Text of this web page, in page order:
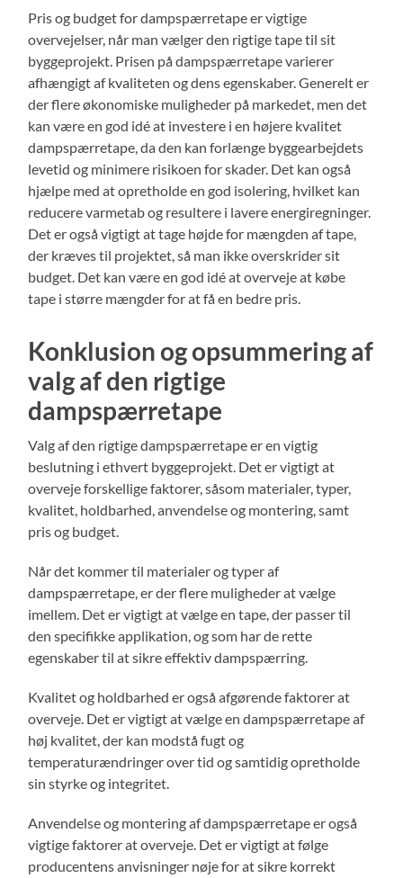
Pris og budget for dampspærretape er vigtige
overvejelser, når man vælger den rigtige tape til sit
byggeprojekt. Prisen på dampspærretape varierer
afhængigt af kvaliteten og dens egenskaber. Generelt er
der flere økonomiske muligheder på markedet, men det
kan være en god idé at investere i en højere kvalitet
dampspærretape, da den kan forlænge byggearbejdets
levetid og minimere risikoen for skader. Det kan også
hjælpe med at opretholde en god isolering, hvilket kan
reducere varmetab og resultere i lavere energiregninger.
Det er også vigtigt at tage højde for mængden af tape,
der kræves til projektet, så man ikke overskrider sit
budget. Det kan være en god idé at overveje at købe
tape i større mængder for at få en bedre pris.
Konklusion og opsummering af
valg af den rigtige
dampspærretape
Valg af den rigtige dampspærretape er en vigtig
beslutning i ethvert byggeprojekt. Det er vigtigt at
overveje forskellige faktorer, såsom materialer, typer,
kvalitet, holdbarhed, anvendelse og montering, samt
pris og budget.
Når det kommer til materialer og typer af
dampspærretape, er der flere muligheder at vælge
imellem. Det er vigtigt at vælge en tape, der passer til
den specifikke applikation, og som har de rette
egenskaber til at sikre effektiv dampspærring.
Kvalitet og holdbarhed er også afgørende faktorer at
overveje. Det er vigtigt at vælge en dampspærretape af
høj kvalitet, der kan modstå fugt og
temperaturændringer over tid og samtidig opretholde
sin styrke og integritet.
Anvendelse og montering af dampspærretape er også
vigtige faktorer at overveje. Det er vigtigt at følge
producentens anvisninger nøje for at sikre korrekt